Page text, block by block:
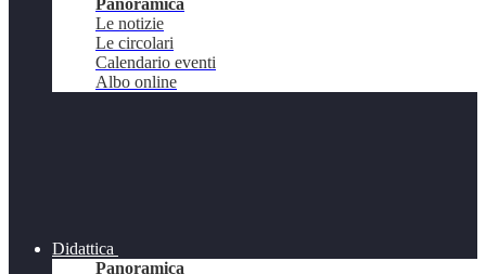
Panoramica
Le notizie
Le circolari
Calendario eventi
Albo online
Didattica
Panoramica